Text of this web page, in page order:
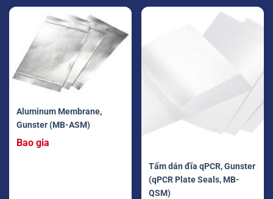
Aluminum Membrane,
Gunster (MB-ASM)
Bao gia
Tấm dán đĩa qPCR, Gunster
(qPCR Plate Seals, MB-
QSM)